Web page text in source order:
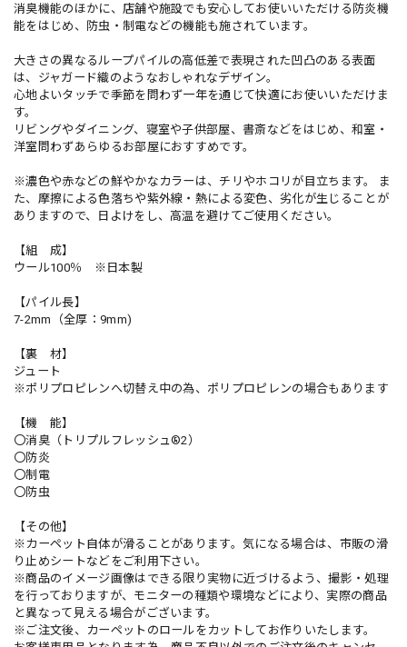
消臭機能のほかに、店舗や施設でも安心してお使いいただける防炎機
能をはじめ、防虫・制電などの機能も施されています。
大きさの異なるループパイルの高低差で表現された凹凸のある表面
は、ジャガード織のようなおしゃれなデザイン。
心地よいタッチで季節を問わず一年を通じて快適にお使いいただけま
す。
リビングやダイニング、寝室や子供部屋、書斎などをはじめ、和室・
洋室問わずあらゆるお部屋におすすめです。
※濃色や赤などの鮮やかなカラーは、チリやホコリが目立ちます。 ま
た、摩擦による色落ちや紫外線・熱による変色、劣化が生じることが
ありますので、日よけをし、高温を避けてご使用ください。
【組 成】
ウール100％ ※日本製
【パイル長】
7-2mm（全厚：9mm)
【裏 材】
ジュート
※ポリプロピレンへ切替え中の為、ポリプロピレンの場合もあります
【機 能】
〇消臭（トリプルフレッシュ®2）
〇防炎
〇制電
〇防虫
【その他】
※カーペット自体が滑ることがあります。気になる場合は、市販の滑
り止めシートなどをご利用下さい。
※商品のイメージ画像はできる限り実物に近づけるよう、撮影・処理
を行っておりますが、モニターの種類や環境などにより、実際の商品
と異なって見える場合がございます。
※ご注文後、カーペットのロールをカットしてお作りいたします。